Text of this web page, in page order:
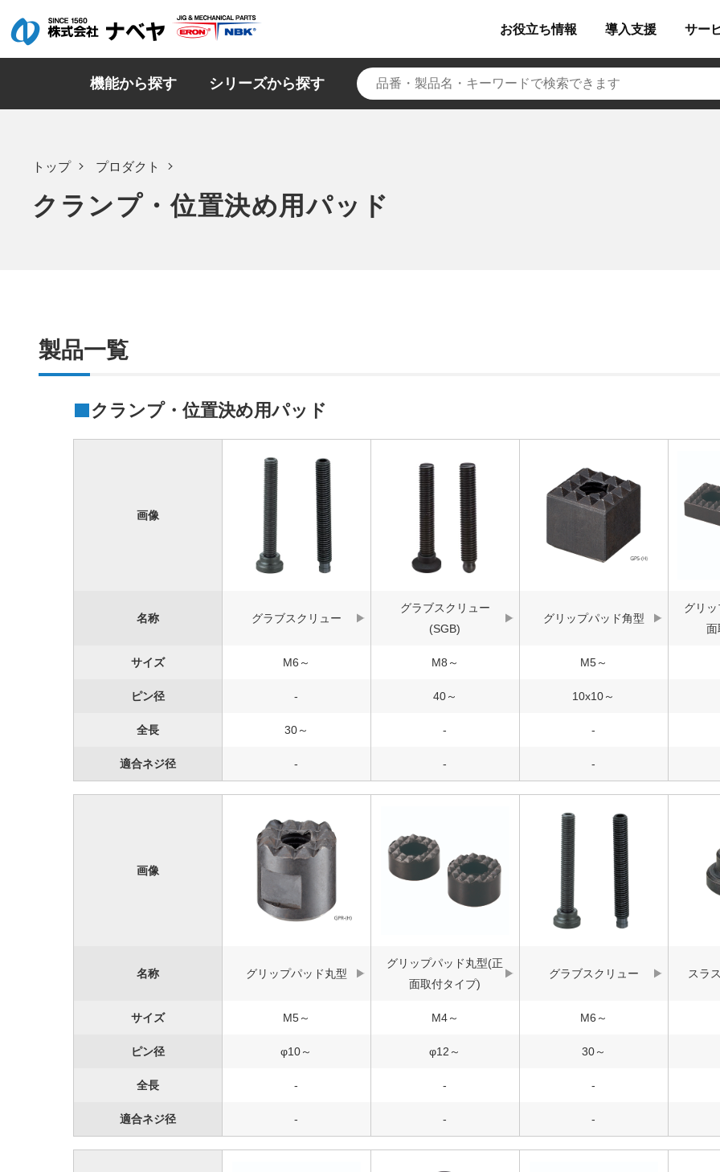
お役立ち情報 導入支援 サー
機能から探す シリーズから探す
トップ プロダクト
クランプ・位置決め用パッド
製品一覧
クランプ・位置決め用パッド
画像
名称 グラブスクリュー
グラブスクリュー
(SGB)
グリップパッド角型
グリ
面
サイズ M6～ M8～ M5～
ピン径 - 40～ 10x10～
全長 30～ - -
適合ネジ径 - - -
画像
名称 グリップパッド丸型
グリップパッド丸型(正
面取付タイプ)
グラブスクリュー スラ
サイズ M5～ M4～ M6～
ピン径 φ10～ φ12～ 30～
全長 - - -
適合ネジ径 - - -